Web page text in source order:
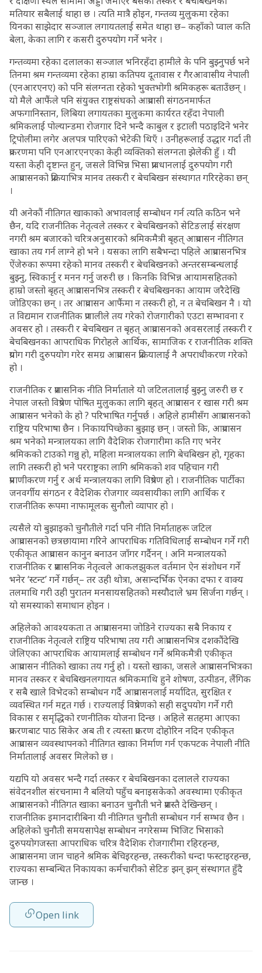
मतियार सबैलाई थाहा छ । त्यति मात्रै होइन, गन्तव्य मुलुकमा रहेका
यिनका साझेदार सञ्जाल लगायतलाई समेत थाहा छ– कहाँको प्वाल कति
बेला, केका लागि र कसरी दुरुपयोग गर्ने भनेर ।
गन्तव्यमा रहेका दलालका सञ्जाल भनिरहँदा हामीले के पनि बुझ्नुपर्छ भने
तिनमा श्रम गन्तव्यमा रहेका हाम्रा कतिपय दूतावास र गैरआवासीय नेपाली
(एनआरएनए) को पनि संलग्नता रहेको भुक्तभोगी श्रमिकहरू बताउँछन् ।
यो मैले आफैंले पनि संयुक्त राष्ट्रसंघको आप्रवासी संगठनमार्फत
अफगानिस्तान, लिबिया लगायतका मुलुकमा कार्यरत रहँदा नेपाली
श्रमिकलाई पोल्यान्डमा रोजगार दिने भन्दै काबुल र इटाली पठाइदिने भनेर
ट्रिपोलीमा लगेर अलपत्र पारिएको भेटेकी थिएँ । उनीहरूलाई उद्धार गर्दा ती
प्रकरणमा पनि एनआरएनएका केही व्यक्तिको संलग्नता झेलेकी हुँ । यी
यस्ता केही दृष्टान्त हुन्, जसले विभिन्न भिसा प्रावधानलाई दुरुपयोग गरी
आप्रवासनको प्रक्रियाभित्र मानव तस्करी र बेचबिखन संस्थागत गरिरहेका छन्
।
यी अनेकौं नीतिगत खाकाको अभावलाई सम्बोधन गर्न त्यति कठिन भने
छैन, यदि राजनीतिक नेतृत्वले तस्कर र बेचबिखनको सेटिङलाई संरक्षण
नगरी श्रम बजारको चरित्रअनुसारको श्रमिकमैत्री बृहत् आप्रवासन नीतिगत
खाका तय गर्न लाग्ने हो भने । यसका लागि सबैभन्दा पहिले आप्रवासनभित्र
ऐंजेरुका रूपमा रहेको मानव तस्करी र बेचबिखनको अन्तरसम्बन्धलाई
बुझ्नु, स्विकार्नु र मनन गर्नु जरुरी छ । किनकि विभिन्न आयामसहितको
हाम्रो जस्तो बृहत् आप्रवासनभित्र तस्करी र बेचबिखनका आयाम जरैदेखि
जोडिएका छन् । तर आप्रवासन आफैंमा न तस्करी हो, न त बेचबिखन नै । यो
त विद्यमान राजनीतिक प्रणालीले तय गरेको रोजगारीको एउटा सम्भावना र
अवसर हो । तस्करी र बेचबिखन त बृहत् आप्रवासनको अवसरलाई तस्करी र
बेचबिखनका आपराधिक गिरोहले आर्थिक, सामाजिक र राजनीतिक शक्ति
प्रयोग गरी दुरुपयोग गरेर समग्र आप्रवासन प्रक्रियालाई नै अपराधीकरण गरेको
हो ।
राजनीतिक र प्रशासनिक नीति निर्माताले यो जटिलतालाई बुझ्नु जरुरी छ र
नेपाल जस्तो विप्रेषण पोषित मुलुकका लागि बृहत् आप्रवासन र खास गरी श्रम
आप्रवासन भनेको के हो ? परिभाषित गर्नुपर्छ । अहिले हामीसँग आप्रवासनको
राष्ट्रिय परिभाषा छैन । निकायपिच्छेका बुझाइ छन् । जस्तो कि, आप्रवासन
श्रम भनेको मन्त्रालयका लागि वैदेशिक रोजगारीमा कति गए भनेर
श्रमिकको टाउको गन्नु हो, महिला मन्त्रालयका लागि बेचबिखन हो, गृहका
लागि तस्करी हो भने परराष्ट्रका लागि श्रमिकको शव पहिचान गरी
प्रमाणीकरण गर्नु र अर्थ मन्त्रालयका लागि विप्रेषण हो । राजनीतिक पार्टीका
जनवर्गीय संगठन र वैदेशिक रोजगार व्यवसायीका लागि आर्थिक र
राजनीतिक रूपमा नाफामूलक सुनौलो व्यापार हो ।
त्यसैले यो बुझाइको चुनौतीले गर्दा पनि नीति निर्माताहरू जटिल
आप्रवासनको छत्रछायामा गरिने आपराधिक गतिविधिलाई सम्बोधन गर्ने गरी
एकीकृत आप्रवासन कानुन बनाउन जाँगर गर्दैनन् । अनि मन्त्रालयको
राजनीतिक र प्रशासनिक नेतृत्वले आकलझुकल वर्तमान ऐन संशोधन गर्ने
भनेर ‘स्टन्ट’ गर्ने गर्छन्– तर उही थोत्रा, असान्दर्भिक ऐनका दफा र वाक्य
तलमाथि गरी उही पुरातन मनसायसहितको मस्यौदाले भ्रम सिर्जना गर्छन् ।
यो समस्याको समाधान होइन ।
अहिलेको आवश्यकता त आप्रवासनमा जोडिने राज्यका सबै निकाय र
राजनीतिक नेतृत्वले राष्ट्रिय परिभाषा तय गरी आप्रवासनभित्र दशकौंदेखि
जेलिएका आपराधिक आयामलाई सम्बोधन गर्ने श्रमिकमैत्री एकीकृत
आप्रवासन नीतिको खाका तय गर्नु हो । यस्तो खाका, जसले आप्रवासनभित्रका
मानव तस्कर र बेचबिखनलगायत श्रमिकमाथि हुने शोषण, उत्पीडन, लैंगिक
र सबै खाले विभेदको सम्बोधन गर्दै आप्रवासनलाई मर्यादित, सुरक्षित र
व्यवस्थित गर्न मद्दत गर्छ । राज्यलाई विप्रेषणको सही सदुपयोग गर्ने गरी
विकास र समृद्धिको रणनीतिक योजना दिन्छ । अहिले सतहमा आएका
प्रकरणबाट पाठ सिकेर अब ती र त्यस्ता प्रकरण दोहोरिन नदिन एकीकृत
आप्रवासन व्यवस्थापनको नीतिगत खाका निर्माण गर्न एकपटक नेपाली नीति
निर्मातालाई अवसर मिलेको छ ।
यद्यपि यो अवसर भन्दै गर्दा तस्कर र बेचबिखनका दलालले राज्यका
संवेदनशील संरचनामा नै बलियो पहुँच बनाइसकेको अवस्थामा एकीकृत
आप्रवासनको नीतिगत खाका बनाउन चुनौती भने प्रशस्तै देखिन्छन् ।
राजनीतिक इमानदारीबिना यी नीतिगत चुनौती सम्बोधन गर्न सम्भव छैन ।
अहिलेको चुनौती समयसापेक्ष सम्बोधन नगरेसम्म भिजिट भिसाको
दुरुपयोगजस्ता आपराधिक चरित्र वैदेशिक रोजगारीमा रहिरहन्छ,
आप्रवासनमा जान चाहने श्रमिक बेचिइरहन्छ, तस्करीको धन्दा फस्टाइरहन्छ,
राज्यका सम्बन्धित निकायका कर्मचारीको सेटिङ झन् झन् संस्थागत हुँदै
जान्छ ।
Open link